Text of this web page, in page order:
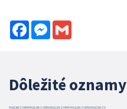
FacebookMessenger
Dôležité oznamy